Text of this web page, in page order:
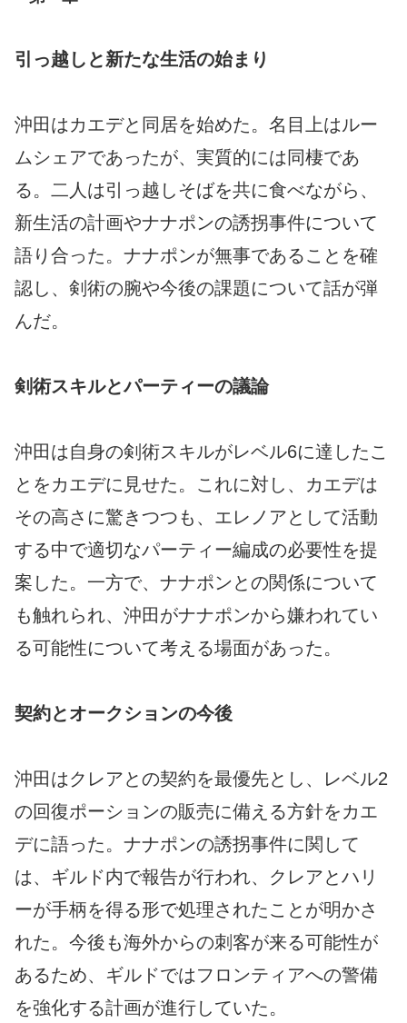
引っ越しと新たな生活の始まり
沖田はカエデと同居を始めた。名目上はルー
ムシェアであったが、実質的には同棲であ
る。二人は引っ越しそばを共に食べながら、
新生活の計画やナナポンの誘拐事件について
語り合った。ナナポンが無事であることを確
認し、剣術の腕や今後の課題について話が弾
んだ。
剣術スキルとパーティーの議論
沖田は自身の剣術スキルがレベル6に達したこ
とをカエデに見せた。これに対し、カエデは
その高さに驚きつつも、エレノアとして活動
する中で適切なパーティー編成の必要性を提
案した。一方で、ナナポンとの関係について
も触れられ、沖田がナナポンから嫌われてい
る可能性について考える場面があった。
契約とオークションの今後
沖田はクレアとの契約を最優先とし、レベル2
の回復ポーションの販売に備える方針をカエ
デに語った。ナナポンの誘拐事件に関して
は、ギルド内で報告が行われ、クレアとハリ
ーが手柄を得る形で処理されたことが明かさ
れた。今後も海外からの刺客が来る可能性が
あるため、ギルドではフロンティアへの警備
を強化する計画が進行していた。